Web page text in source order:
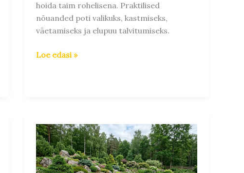
hoida taim rohelisena. Praktilised
nõuanded poti valikuks, kastmiseks,
väetamiseks ja elupuu talvitumiseks.
Loe edasi »
Madalad
okaspuud
kiviaeda:
kuidas